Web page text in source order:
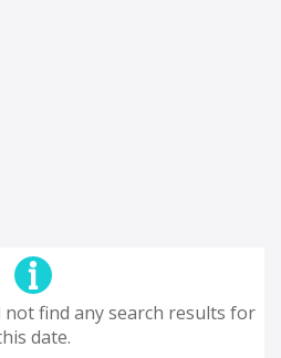
not find any search results for
date.